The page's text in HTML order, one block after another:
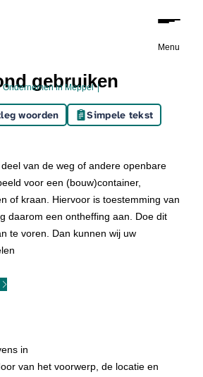
Menu
Ondernemen in Meppel
gebruiken
woorden Simpele tekst
van de weg of andere openbare
voor een (bouw)container,
of kraan. Hiervoor is toestemming van
daarom een ontheffing aan. Doe dit
te voren. Dan kunnen wij uw
in
van het voorwerp, de locatie en